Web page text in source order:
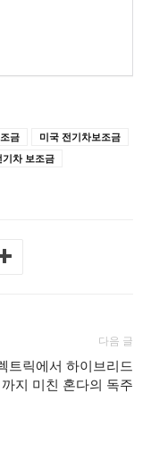
금
미국 전기차보조금
기차 보조금
다음 글
트릭에서 하이브리드
까지 미친 혼다의 독주